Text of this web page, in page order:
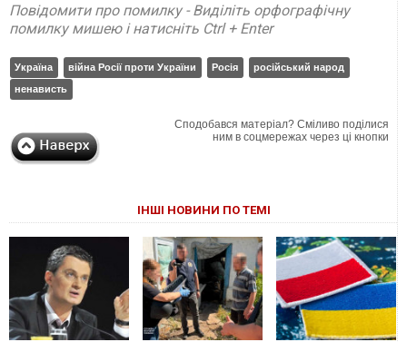
Повідомити про помилку - Виділіть орфографічну
помилку мишею і натисніть Ctrl + Enter
Україна війна Росії проти України Росія
російський народ
ненависть
Сподобався матеріал? Сміливо поділися
ним в соцмережах через ці кнопки
ІНШІ НОВИНИ ПО ТЕМІ